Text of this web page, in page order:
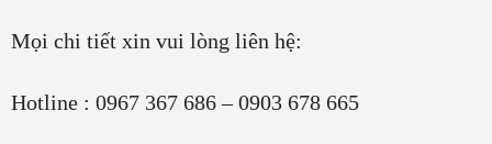
Mọi chi tiết xin vui lòng liên hệ:
Hotline : 0967 367 686 – 0903 678 665